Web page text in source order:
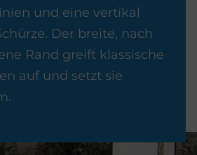
und eine vertikal
Der breite, nach
Rand greift klassische
auf und setzt sie